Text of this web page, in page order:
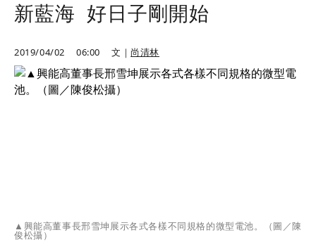
新藍海 好日子剛開始
2019/04/02 06:00 文｜尚清林
▲興能高董事長邢雪坤展示各式各樣不同規格的微型電池。（圖／陳
俊松攝）